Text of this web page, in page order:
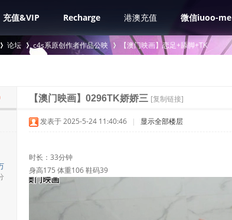
充值&VIP Recharge 港澳充值 微信iuoo-me
论坛 c4s系原创作者作品公映
›
【澳门映画】恋足+舔脚+TK
【澳门映画】0296TK娇娇三 [复制链接]
发表于 2025-5-24 11:40:46 | 显示全部楼层
时长：33分钟
身高175 体重106 鞋码39